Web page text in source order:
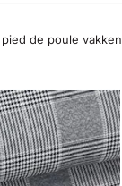
de poule vakken